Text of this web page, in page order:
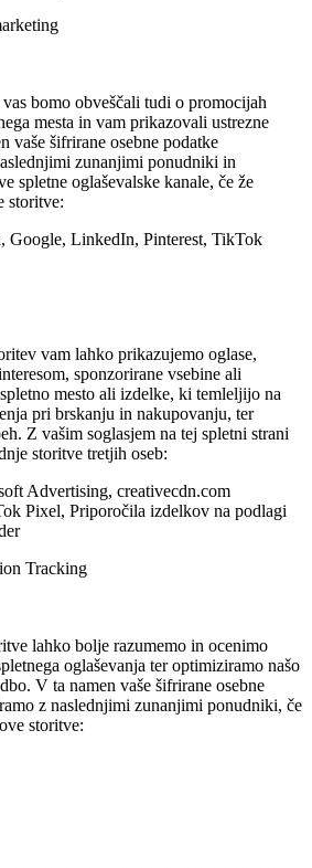
bomo obveščali tudi o promocijah
mesta in vam prikazovali ustrezne
vaše šifrirane osebne podatke
zunanjimi ponudniki in
spletne oglaševalske kanale, če že
storitve:
Google, LinkedIn, Pinterest, TikTok
vam lahko prikazujemo oglase,
sponzorirane vsebine ali
mesto ali izdelke, ki temleljijo na
pri brskanju in nakupovanju, ter
Z vašim soglasjem na tej spletni strani
storitve tretjih oseb:
Advertising, creativecdn.com
Pixel, Priporočila izdelkov na podlagi
Tracking
lahko bolje razumemo in ocenimo
oglaševanja ter optimiziramo našo
V ta namen vaše šifrirane osebne
z naslednjimi zunanjimi ponudniki, če
storitve: